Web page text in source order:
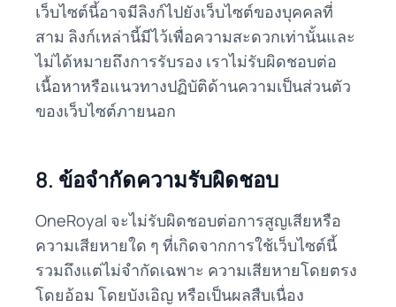
เว็บไซต์นี้อาจมีลิงก์ไปยังเว็บไซต์ของบุคคลที่
สาม ลิงก์เหล่านี้มีไว้เพื่อความสะดวกเท่านั้นและ
ไม่ได้หมายถึงการรับรอง เราไม่รับผิดชอบต่อ
เนื้อหาหรือแนวทางปฏิบัติด้านความเป็นส่วนตัว
ของเว็บไซต์ภายนอก
8. ข้อจำกัดความรับผิดชอบ
OneRoyal จะไม่รับผิดชอบต่อการสูญเสียหรือ
ความเสียหายใด ๆ ที่เกิดจากการใช้เว็บไซต์นี้
รวมถึงแต่ไม่จำกัดเฉพาะ ความเสียหายโดยตรง
โดยอ้อม โดยบังเอิญ หรือเป็นผลสืบเนื่อง